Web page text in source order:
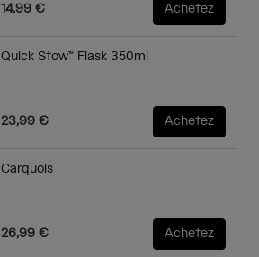
14,99 €
Achetez
Quick Stow™ Flask 350ml
23,99 € Achetez
Carquois
26,99 € Achetez